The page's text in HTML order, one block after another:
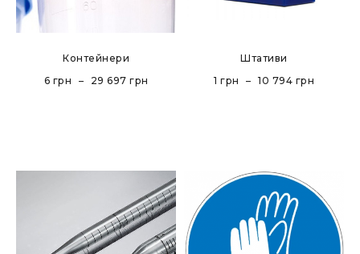
Контейнери
6 грн – 29 697 грн
Штативи
1 грн – 10 794 грн